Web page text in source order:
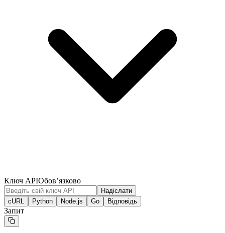
Ключ APIОбов’язково
Надіслати
cURL
Python Node.js Go Відповідь
Запит